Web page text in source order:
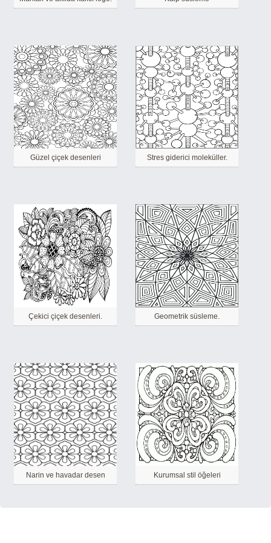
Güzel çiçek desenleri Stres giderici moleküller.
Çekici çiçek desenleri. Geometrik süsleme.
Narin ve havadar desen Kurumsal stil öğeleri